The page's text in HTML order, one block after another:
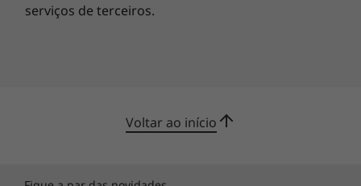
serviços de terceiros.
Voltar ao início